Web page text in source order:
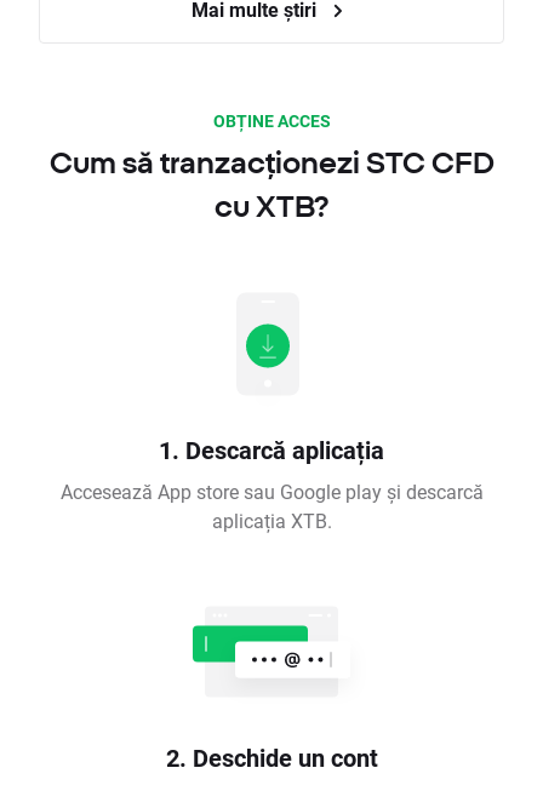
Mai multe știri
OBȚINE ACCES
Cum să tranzacționezi STC CFD
cu XTB?
1. Descarcă aplicația
Accesează App store sau Google play și descarcă
aplicația XTB.
2. Deschide un cont